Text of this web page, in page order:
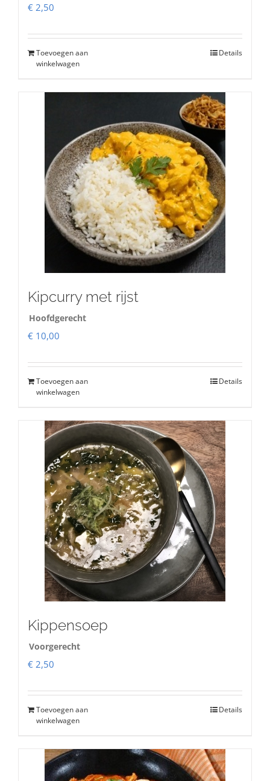
€ 2,50
Toevoegen aan
winkelwagen
Details
Kipcurry met rijst
Hoofdgerecht
€ 10,00
Toevoegen aan
winkelwagen
Details
Kippensoep
Voorgerecht
€ 2,50
Toevoegen aan
winkelwagen
Details